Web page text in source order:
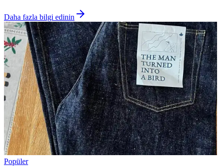
Daha fazla bilgi edinin
Popüler